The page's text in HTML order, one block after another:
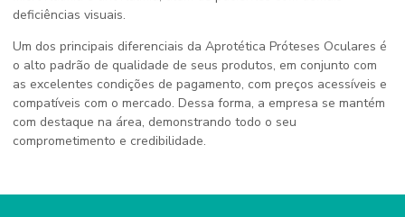
deficiências visuais.
Um dos principais diferenciais da Aprotética Próteses Oculares é
o alto padrão de qualidade de seus produtos, em conjunto com
as excelentes condições de pagamento, com preços acessíveis e
compatíveis com o mercado. Dessa forma, a empresa se mantém
com destaque na área, demonstrando todo o seu
comprometimento e credibilidade.